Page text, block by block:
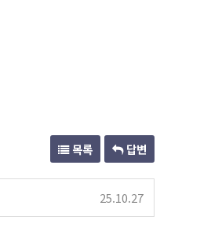
목록 답변
25.10.27